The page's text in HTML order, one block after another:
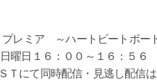
プレミア ～ハートビートボー
曜日１６：００～１６：５６
配信・見逃し配信は翌